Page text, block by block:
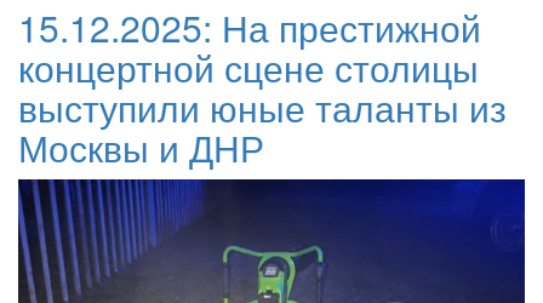
15.12.2025: На престижной
концертной сцене столицы
выступили юные таланты из
Москвы и ДНР